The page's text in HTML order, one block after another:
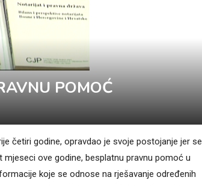
POMOĆ
četiri godine, opravdao je svoje postojanje jer se
ove godine, besplatnu pravnu pomoć u
koje se odnose na rješavanje određenih